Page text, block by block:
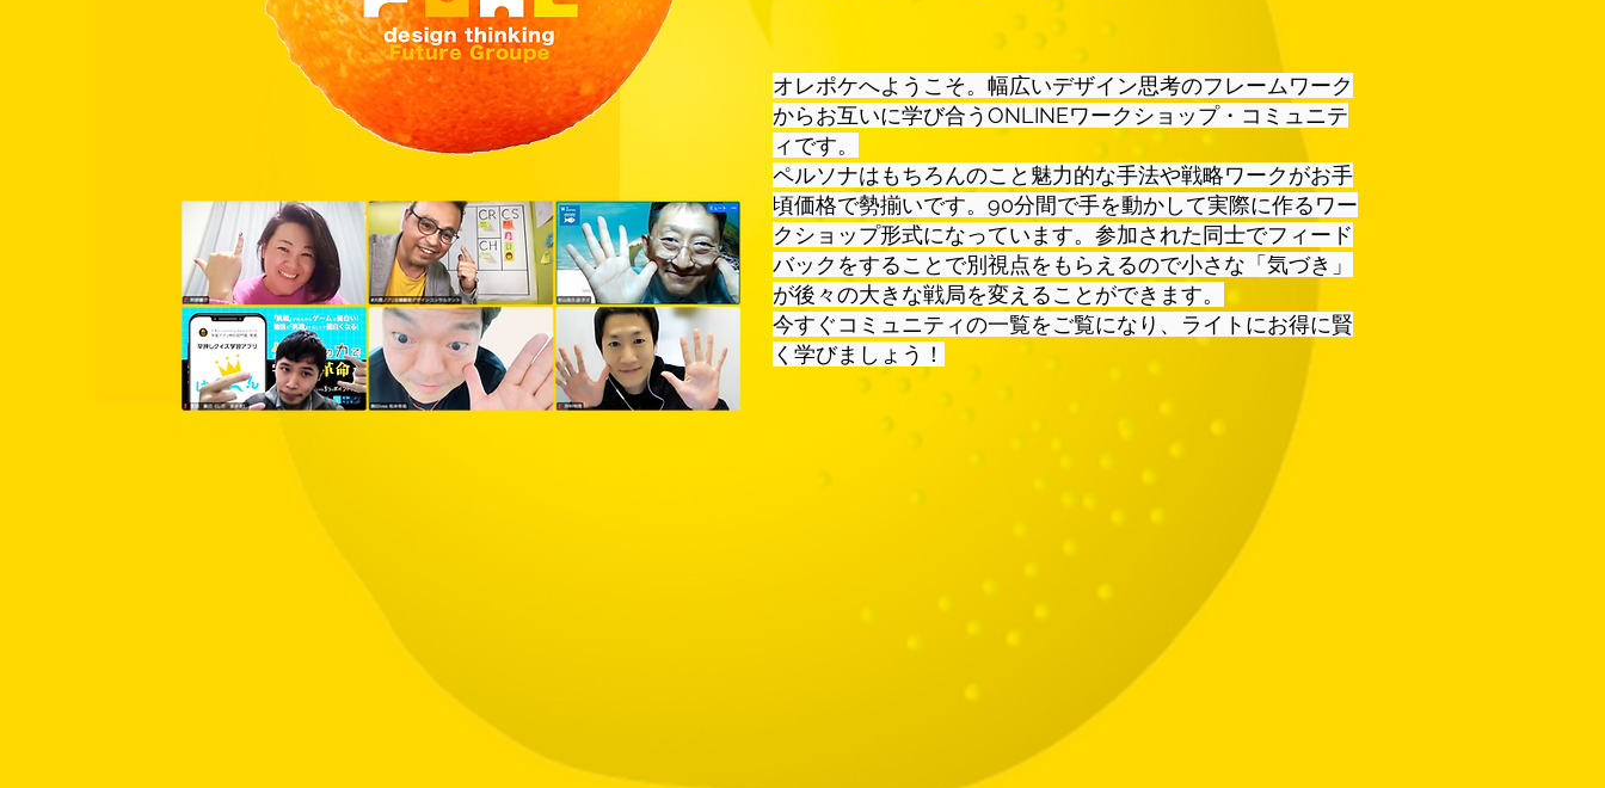
オレポケへようこそ。幅広いデザイン思考のフレームワーク
からお互いに学び合うONLINEワークショップ・コミュニテ
ィです。
ペルソナはもちろんのこと魅力的な手法や戦略ワークがお手
頃価格で勢揃いです。90分間で手を動かして実際に作るワー
クショップ形式になっています。参加された同士でフィード
バックをすることで別視点をもらえるので小さな「気づき」
が後々の大きな戦局を変えることができます。
今すぐコミュニティの一覧をご覧になり、ライトにお得に賢
く学びましょう！